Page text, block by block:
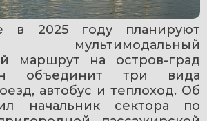
в 2025 году планируют
мультимодальный
маршрут на остров-град
объединит три вида
автобус и теплоход. Об
начальник сектора по